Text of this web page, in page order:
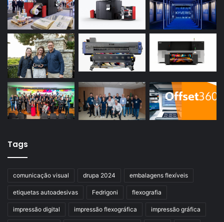
Tags
comunicação visual drupa 2024 embalagens flexíveis
etiquetas autoadesivas Fedrigoni flexografia
impressão digital impressão flexográfica impressão gráfica